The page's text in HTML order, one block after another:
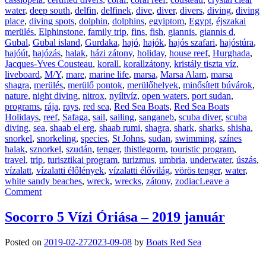
water, deep south, delfin, delfinek, dive, diver, divers, diving, diving
place, diving spots, dolphin, dolphins, egyiptom, Egypt, éjszakai
merülés, Elphinstone, family trip, fins, fish, giannis, giannis d,
Gubal, Gubal island, Gurdaka, hajó, hajók, hajós szafari, hajóstúra,
hajóút, hajózás, halak, házi zátony, holiday, house reef, Hurghada,
Jacques-Yves Cousteau, korall, korallzátony, kristály tiszta víz,
liveboard, M/Y, mare, marine life, marsa, Marsa Alam, marsa
shagra, merülés, merülő pontok, merülőhelyek, minősített búvárok,
nature, night diving, nitrox, nyíltvíz, open waters, port sudan,
programs, rája, rays, red sea, Red Sea Boats, Red Sea Boats
Holidays, reef, Safaga, sail, sailing, sanganeb, scuba diver, scuba
diving, sea, shaab el erg, shaab rumi, shagra, shark, sharks, shisha,
snorkel, snorkeling, species, St Johns, sudan, swimming, színes
halak, sznorkel, szudán, tenger, thistlegorm, touristic program,
travel, trip, turisztikai program, turizmus, umbria, underwater, úszás,
vízalatt, vízalatti élőlények, vízalatti élővilág, vörös tenger, water,
white sandy beaches, wreck, wrecks, zátony, zodiacLeave a
Commenton
utak
Red
Socorro 5 Vízi Óriása – 2019 január
Posted on 2019-02-272023-09-08 by Boats Red Sea